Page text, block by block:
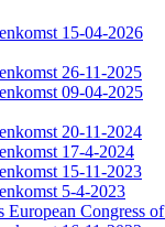
15-04-2026
26-11-2025
09-04-2025
20-11-2024
17-4-2024
15-11-2023
5-4-2023
European Congress